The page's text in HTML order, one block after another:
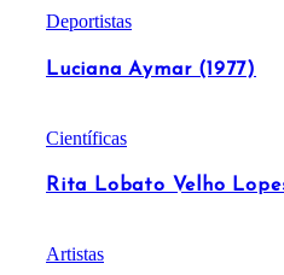
Deportistas
Luciana Aymar (1977)
Científicas
Rita Lobato Velho
Artistas